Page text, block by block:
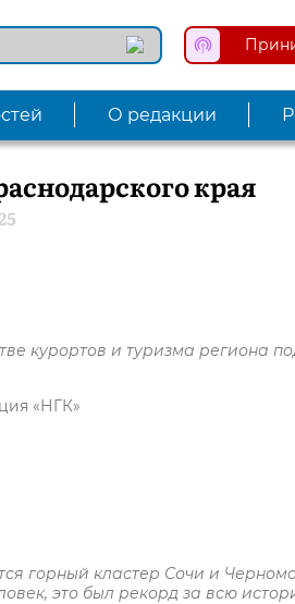
О редакции
края
курортов и туризма региона
«НГК»
горный кластер Сочи и
это был рекорд за всю